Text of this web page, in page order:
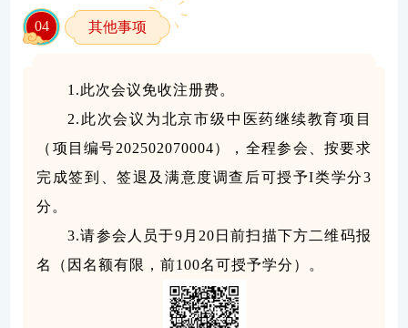
04 其他事项
1.此次会议免收注册费。
2.此次会议为北京市级中医药继续教育项目
（项目编号202502070004），全程参会、按要求
完成签到、签退及满意度调查后可授予I类学分3
分。
3.请参会人员于9月20日前扫描下方二维码报
名（因名额有限，前100名可授予学分）。